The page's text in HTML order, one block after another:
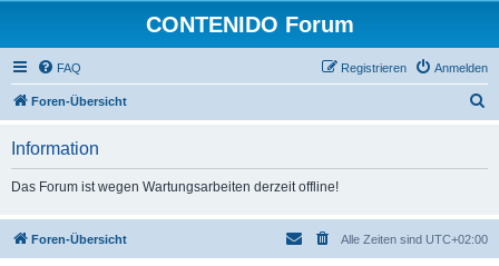
CONTENIDO Forum
FAQ Anmelden
Registrieren
Foren-Übersicht
Information
Das Forum ist wegen Wartungsarbeiten derzeit offline!
Foren-Übersicht Alle Zeiten sind UTC+02:00